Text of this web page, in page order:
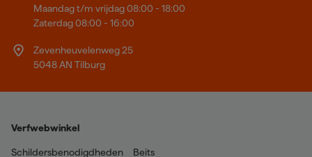
Maandag t/m vrijdag 08:00 - 18:00
Zaterdag 08:00 - 16:00
Zevenheuvelenweg 25
5048 AN Tilburg
Verfwebwinkel
Schildersbenodigdheden
Beits